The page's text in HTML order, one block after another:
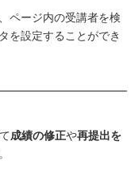
ページ内の受講者を検
を設定することができ
成績の修正や再提出を